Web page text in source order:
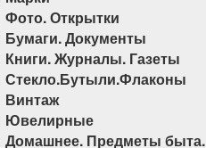
Фото. Открытки
Бумаги. Документы
Книги. Журналы. Газеты
Стекло.Бутыли.Флаконы
Винтаж
Ювелирные
Домашнее. Предметы быта.